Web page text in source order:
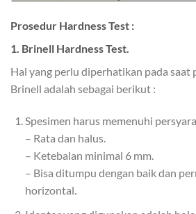
Prosedur Hardness Test :
1. Brinell Hardness Test.
Hal yang perlu diperhatikan pada saat
Brinell adalah sebagai berikut :
Spesimen harus memenuhi
– Rata dan halus.
– Ketebalan minimal 6 mm.
– Bisa ditumpu dengan baik dan
horizontal.